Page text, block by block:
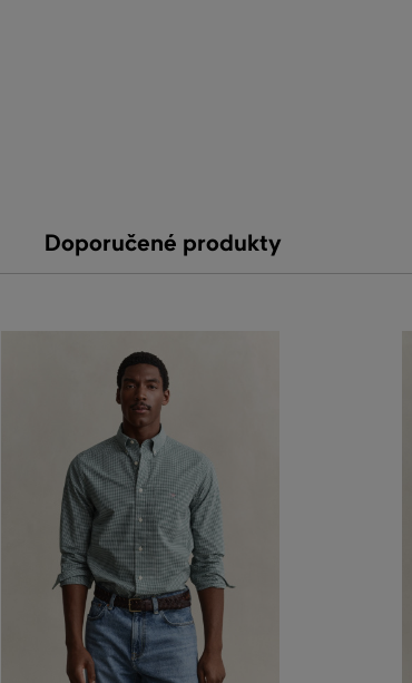
Doporučené produkty